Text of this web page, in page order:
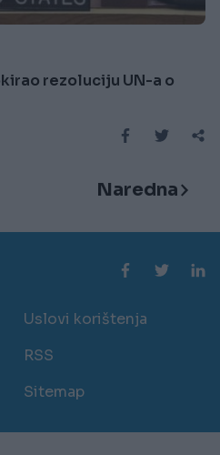
rezoluciju UN-a o
Naredna
Uslovi korištenja
RSS
Sitemap